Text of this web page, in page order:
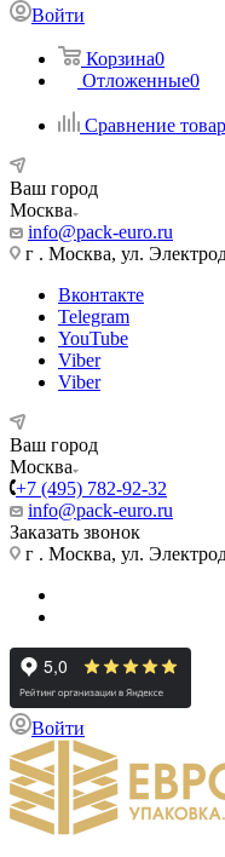
Войти
Корзина0
Отложенные0
Сравнение
Ваш город
Москва
info@pack-euro.ru
г . Москва, ул.
Вконтакте
Telegram
YouTube
Viber
Viber
Ваш город
Москва
+7 (495) 782-92-32
info@pack-euro.ru
Заказать звонок
г . Москва, ул.
Войти